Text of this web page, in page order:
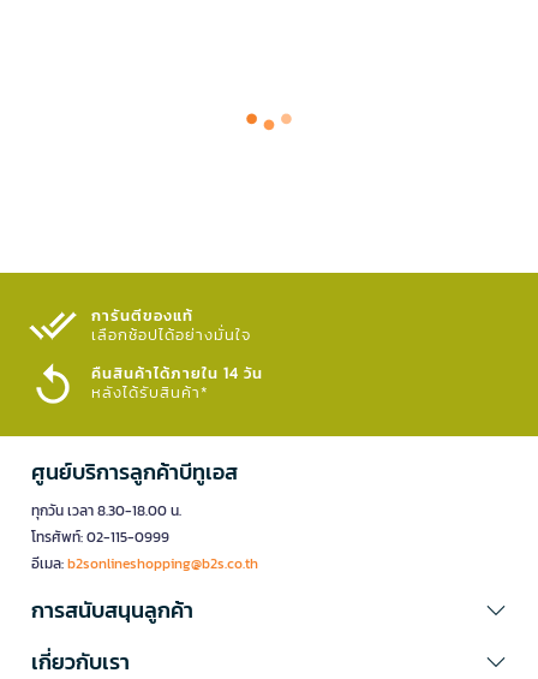
การันตีของแท้
เลือกช้อปได้อย่างมั่นใจ​
คืนสินค้าได้ภายใน 14 วัน
หลังได้รับสินค้า*
ศูนย์บริการลูกค้าบีทูเอส
ทุกวัน เวลา 8.30-18.00 น.
โทรศัพท์: 02-115-0999
อีเมล:b2sonlineshopping@b2s.co.th
การสนับสนุนลูกค้า
เกี่ยวกับเรา